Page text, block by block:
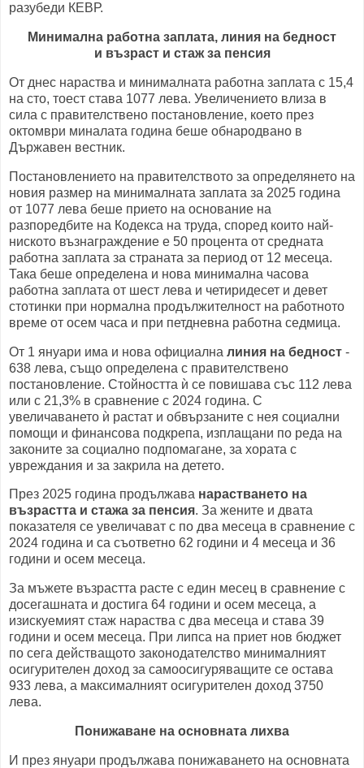
разубеди КЕВР.
Минимална работна заплата, линия на бедност
и възраст и стаж за пенсия
От днес нараства и минималната работна заплата с 15,4
на сто, тоест става 1077 лева. Увеличението влиза в
сила с правителствено постановление, което през
октомври миналата година беше обнародвано в
Държавен вестник.
Постановлението на правителството за определянето на
новия размер на минималната заплата за 2025 година
от 1077 лева беше прието на основание на
разпоредбите на Кодекса на труда, според които най-
ниското възнаграждение е 50 процента от средната
работна заплата за страната за период от 12 месеца.
Така беше определена и нова минимална часова
работна заплата от шест лева и четиридесет и девет
стотинки при нормална продължителност на работното
време от осем часа и при петдневна работна седмица.
От 1 януари има и нова официална линия на бедност -
638 лева, също определена с правителствено
постановление. Стойността ѝ се повишава със 112 лева
или с 21,3% в сравнение с 2024 година. С
увеличаването ѝ растат и обвързаните с нея социални
помощи и финансова подкрепа, изплащани по реда на
законите за социално подпомагане, за хората с
увреждания и за закрила на детето.
През 2025 година продължава нарастването на
възрастта и стажа за пенсия. За жените и двата
показателя се увеличават с по два месеца в сравнение с
2024 година и са съответно 62 години и 4 месеца и 36
години и осем месеца.
За мъжете възрастта расте с един месец в сравнение с
досегашната и достига 64 години и осем месеца, а
изискуемият стаж нараства с два месеца и става 39
години и осем месеца. При липса на приет нов бюджет
по сега действащото законодателство минималният
осигурителен доход за самоосигуряващите се остава
933 лева, а максималният осигурителен доход 3750
лева.
Понижаване на основната лихва
И през януари продължава понижаването на основната